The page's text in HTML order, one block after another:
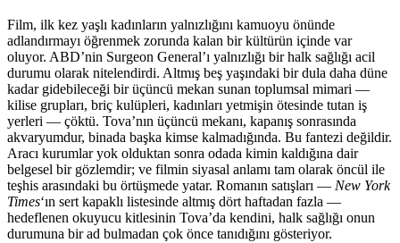
Film, ilk kez yaşlı kadınların yalnızlığını kamuoyu önünde
adlandırmayı öğrenmek zorunda kalan bir kültürün içinde var
oluyor. ABD’nin Surgeon General’ı yalnızlığı bir halk sağlığı acil
durumu olarak nitelendirdi. Altmış beş yaşındaki bir dula daha düne
kadar gidebileceği bir üçüncü mekan sunan toplumsal mimari —
kilise grupları, briç kulüpleri, kadınları yetmişin ötesinde tutan iş
yerleri — çöktü. Tova’nın üçüncü mekanı, kapanış sonrasında
akvaryumdur, binada başka kimse kalmadığında. Bu fantezi değildir.
Aracı kurumlar yok olduktan sonra odada kimin kaldığına dair
belgesel bir gözlemdir; ve filmin siyasal anlamı tam olarak öncül ile
teşhis arasındaki bu örtüşmede yatar. Romanın satışları — New York
Times‘ın sert kapaklı listesinde altmış dört haftadan fazla —
hedeflenen okuyucu kitlesinin Tova’da kendini, halk sağlığı onun
durumuna bir ad bulmadan çok önce tanıdığını gösteriyor.